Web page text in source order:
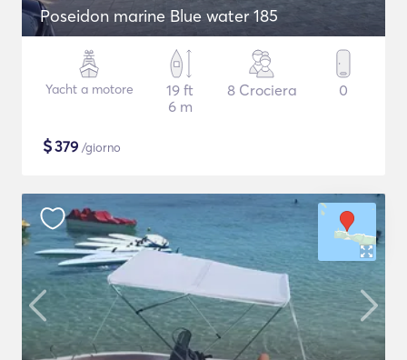
Poseidon marine Blue water 185
Yacht a motore
19 ft
6 m
8 Crociera 0
$379 /giorno